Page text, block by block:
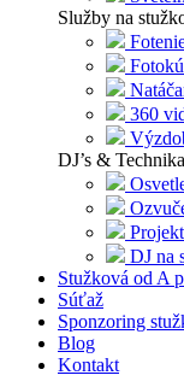
Služby na
360
DJ’s & Technika
DJ na
Stužková od A
Súťaž
Sponzoring
Blog
Kontakt